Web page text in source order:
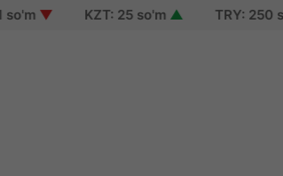
KZT: 25 so'm▲ TRY: 250 so'm▼